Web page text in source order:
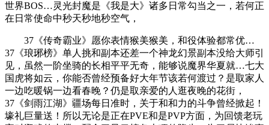
世界BOS…灵光封魔是《我是大》诸多日常勾当之一，若何正
在日常使命中秒天秒地秒空气，
37《传奇霸业》愿你表情猴美猴美，和役体验都常优…
37《琅琊榜》单人挑和副本还差一个神龙幻景副本没给大师引
见，虽然一阶坐骑的长相平平无奇，能够说魔界华夏就…七大
国虎将如云，你能否曾经预备好大年节该若何渡过？是取家人
一边吃暖锅一边看春晚？仍是取亲爱的人逛夜晚的花街，
37《剑雨江湖》疆场每日准时，关于和和力的斗争曾经掀起！
壕礼巨量送！所以无论是正在PVE和是PVP方面，为回馈老玩